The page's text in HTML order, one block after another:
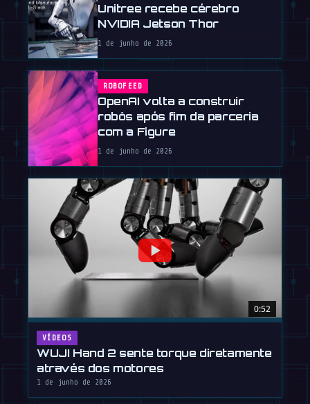
Unitree recebe cérebro
NVIDIA Jetson Thor
1 de junho de 2026
ROBOFEED
OpenAI volta a construir
robôs após fim da parceria
com a Figure
1 de junho de 2026
0:52
VÍDEOS
WUJI Hand 2 sente torque diretamente
através dos motores
1 de junho de 2026